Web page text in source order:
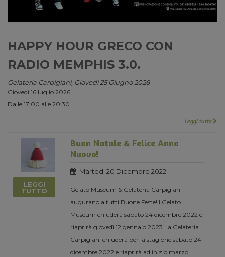
HAPPY HOUR GRECO CON
RADIO MEMPHIS 3.0.
Gelateria Carpigiani, Giovedi 25 Giugno 2026
Giovedì 16 luglio 2026
Dalle 17:00 alle 20:30
Leggi tutto
LEGGI
TUTTO
Buon Natale & Felice Anno
Nuovo!
Martedi 20 Dicembre 2022
Gelato Museum & Gelateria Carpigiani
augurano a tutti Buone Feste!Il Gelato
Museum chiuderà sabato 24 dicembre 2022 e
riaprirà giovedì 12 gennaio 2023.La Gelateria
Carpigiani chiuderà per la stagione sabato 24
dicembre 2022 e riaprirà ad inizio marzo